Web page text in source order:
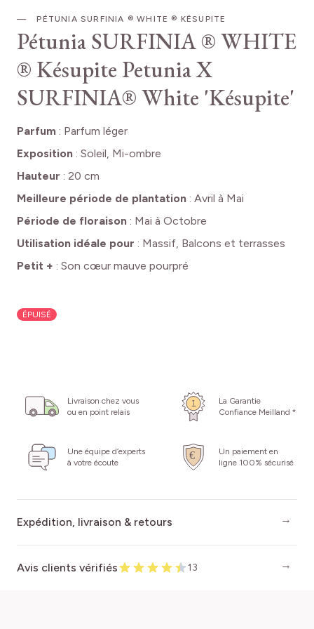
PÉTUNIA SURFINIA ® WHITE ® KÉSUPITE
Pétunia SURFINIA ® WHITE
® Késupite Petunia X
SURFINIA® White 'Késupite'
Parfum : Parfum léger
Exposition : Soleil, Mi-ombre
Hauteur : 20 cm
Meilleure période de plantation : Avril à Mai
Période de floraison : Mai à Octobre
Utilisation idéale pour : Massif, Balcons et terrasses
Petit + : Son cœur mauve pourpré
ÉPUISÉ
Livraison chez vous
ou en point relais
La Garantie
Confiance Meilland *
Une équipe d’experts
à votre écoute
Un paiement en
ligne 100% sécurisé
Expédition, livraison & retours
Avis clients vérifiés 13